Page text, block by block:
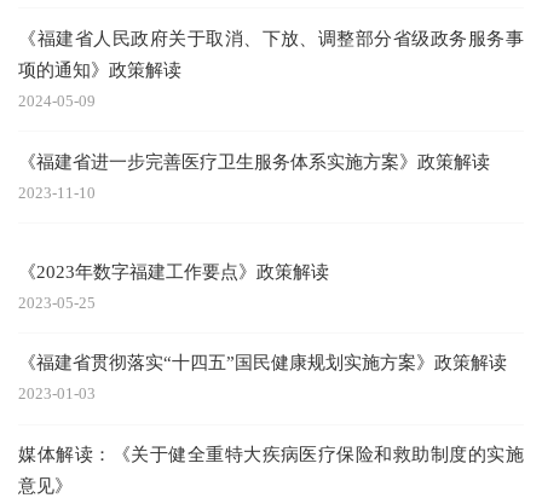
《福建省人民政府关于取消、下放、调整部分省级政务服务事
项的通知》政策解读
2024-05-09
《福建省进一步完善医疗卫生服务体系实施方案》政策解读
2023-11-10
《2023年数字福建工作要点》政策解读
2023-05-25
《福建省贯彻落实“十四五”国民健康规划实施方案》政策解读
2023-01-03
媒体解读：《关于健全重特大疾病医疗保险和救助制度的实施
意见》